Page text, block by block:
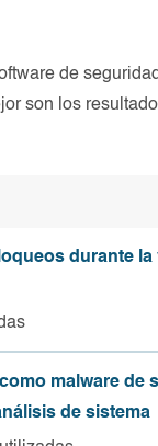
de
son los
durante la
malware de
de sistema